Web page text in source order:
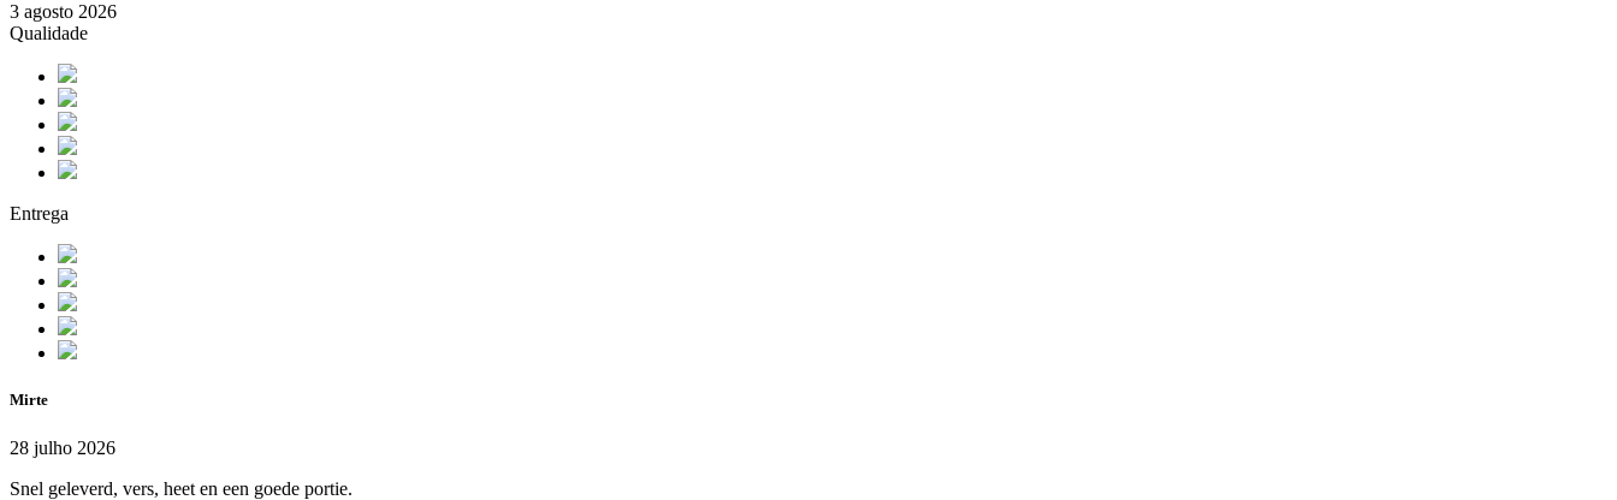
3 agosto 2026
Qualidade
Entrega
Mirte
28 julho 2026
Snel geleverd, vers, heet en een goede portie.